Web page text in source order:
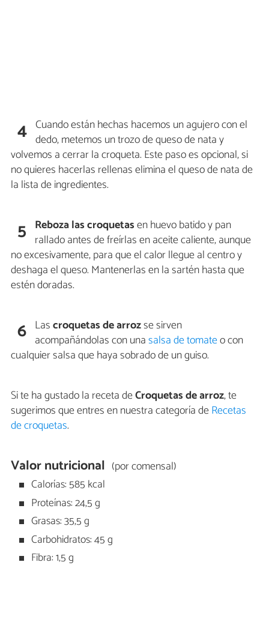
4 Cuando están hechas hacemos un agujero con el
dedo, metemos un trozo de queso de nata y
volvemos a cerrar la croqueta. Este paso es opcional, si
no quieres hacerlas rellenas elimina el queso de nata de
la lista de ingredientes.
5 Reboza las croquetasen huevo batido y pan
rallado antes de freírlas en aceite caliente, aunque
no excesivamente, para que el calor llegue al centro y
deshaga el queso. Mantenerlas en la sartén hasta que
estén doradas.
6 Lascroquetas de arrozse sirven
acompañándolas con unasalsa de tomateo con
cualquier salsa que haya sobrado de un guiso.
Si te ha gustado la receta deCroquetas de arroz, te
sugerimos que entres en nuestra categoría deRecetas
de croquetas.
Valor nutricional (por comensal)
Calorías: 585 kcal
Proteínas: 24,5 g
Grasas: 35,5 g
Carbohidratos: 45 g
Fibra: 1,5 g